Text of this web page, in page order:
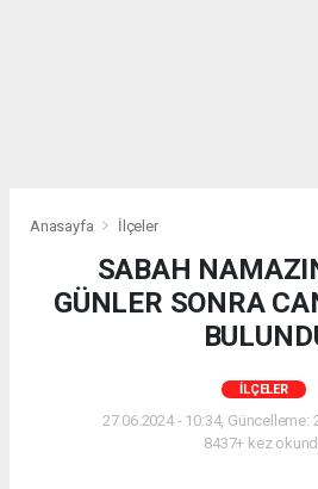
Anasayfa İlçeler
SABAH
GÜNLER SONRA
İLÇELER
27.06.2024 - 10:34, Güncelleme:
8437+ kez